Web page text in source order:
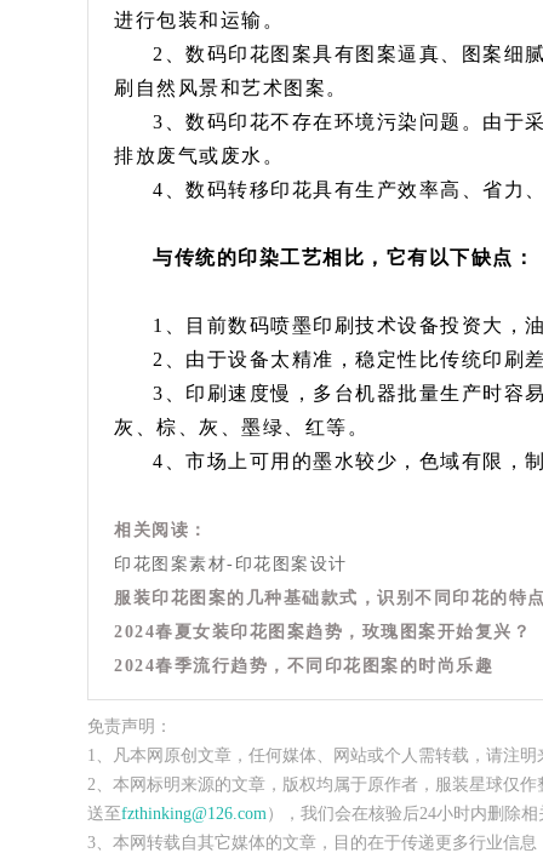
进行包装和运输。
2、数码印花图案具有图案逼真、图案细
刷自然风景和艺术图案。
3、数码印花不存在环境污染问题。由于
排放废气或废水。
4、数码转移印花具有生产效率高、省力
与传统的印染工艺相比，它有以下缺点：
1、目前数码喷墨印刷技术设备投资大，
2、由于设备太精准，稳定性比传统印刷
3、印刷速度慢，多台机器批量生产时容
灰、棕、灰、墨绿、红等。
4、市场上可用的墨水较少，色域有限，
相关阅读：
印花图案素材-印花图案设计
服装印花图案的几种基础款式，识别不同印花的特
2024春夏女装印花图案趋势，玫瑰图案开始复兴？
2024春季流行趋势，不同印花图案的时尚乐趣
免责声明：
1、凡本网原创文章，任何媒体、网站或个人需转载，请注明
2、本网标明来源的文章，版权均属于原作者，服装星球仅
送至fzthinking@126.com ），我们会在核验后24小时内删除
3、本网转载自其它媒体的文章，目的在于传递更多行业信